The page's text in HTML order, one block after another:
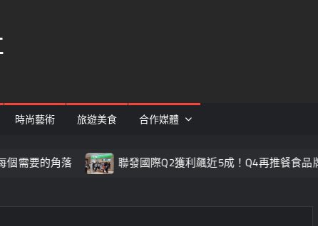
時尚藝術 旅遊美食 合作媒體
聯發國際Q2獲利飆近5成！Q4再推餐食品牌添動能